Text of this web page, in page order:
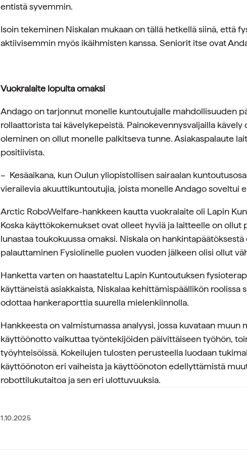
entistä syvemmin.
Isoin tekeminen Niskalan mukaan on tällä hetkellä siinä, että
aktiivisemmin myös ikäihmisten kanssa. Seniorit itse ovat
Vuokralaite lopulta omaksi
Andago on tarjonnut monelle kuntoutujalle mahdollisuuden
rollaattorista tai kävelykepeistä. Painokevennysvaljailla kävely
oleminen on ollut monelle palkitseva tunne. Asiakaspalaute
positiivista.
– Kesäaikana, kun Oulun yliopistollisen sairaalan
vierailevia akuuttikuntoutujia, joista monelle Andago soveltui
Arctic RoboWelfare-hankkeen kautta vuokralaite oli Lapin
Koska käyttökokemukset ovat olleet hyviä ja laitteelle on
lunastaa toukokuussa omaksi. Niskala on
palauttaminen Fysiolinelle puolen vuoden jälkeen olisi ollut
Hanketta varten on haastateltu Lapin Kuntoutuksen
käyttäneistä asiakkaista, Niskalaa kehittämispäällikön roolissa
odottaa hankeraporttia suurella mielenkiinnolla.
Hankkeesta on valmistumassa analyysi, jossa kuvataan muun
käyttöönotto vaikuttaa työntekijöiden päivittäiseen työhön,
työyhteisöissä. Kokeilujen tulosten perusteella luodaan
käyttöönoton eri vaiheista ja käyttöönoton edellyttämistä
robottilukutaitoa ja sen eri ulottuvuuksia.
1.10.2025